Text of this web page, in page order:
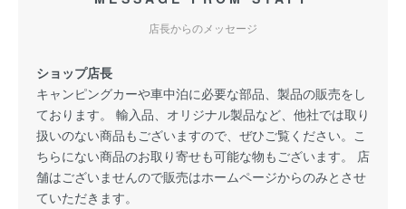
店長からのメッセージ
ショップ店長
キャンピングカーや車中泊に必要な部品、製品の販売をし
ております。 輸入品、オリジナル製品など、他社では取り
扱いのない商品もございますので、ぜひご覧ください。こ
ちらにない商品のお取り寄せも可能な物もございます。 店
舗はございませんので販売はホームページからのみとさせ
ていただきます。